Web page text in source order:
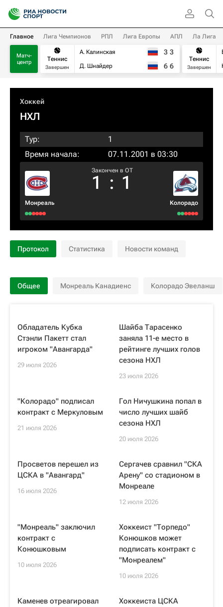
Главное Лига Чемпионов РПЛ Лига Европы АПЛ Ла Лига
Матч-
центр
Теннис
Завершен
А. Калинская
Д. Шнайдер
3 3
6 6
Теннис
Завершен
Хоккей
НХЛ
Тур:
1
Время начала:
07.11.2001 в 03:30
Монреаль
Закончен в OT
1 : 1
Колорадо
Протокол Статистика Новости команд
Общее Монреаль Канадиенс Колорадо Эвеланш
Обладатель Кубка
Стэнли Пакетт стал
игроком "Авангарда"
29 июля 2026
Шайба Тарасенко
заняла 11-е место в
рейтинге лучших голов
сезона НХЛ
23 июля 2026
"Колорадо" подписал
контракт с Меркуловым
21 июля 2026
Гол Ничушкина попал в
число лучших шайб
сезона НХЛ
20 июля 2026
Просветов перешел из
ЦСКА в "Авангард"
16 июля 2026
Сергачев сравнил "СКА
Арену" со стадионом в
Монреале
12 июля 2026
"Монреаль" заключил
контракт с
Конюшковым
10 июля 2026
Хоккеист "Торпедо"
Конюшков может
подписать контракт с
"Монреалем"
10 июля 2026
Каменев отреагировал
Хоккеиста ЦСКА